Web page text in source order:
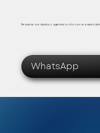
Resuelve tus dudas y agenda tu cita con un
WhatsApp